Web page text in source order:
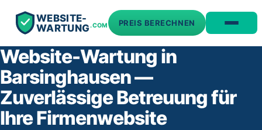
WEBSITE-
WARTUNG.COM PREIS BERECHNEN
Website-Wartung in
Barsinghausen —
Zuverlässige Betreuung für
Ihre Firmenwebsite